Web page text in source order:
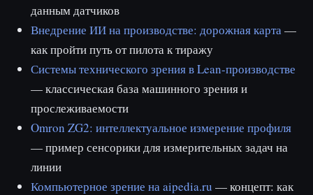
данным датчиков
Внедрение ИИ на производстве: дорожная карта—
как пройти путь от пилота к тиражу
Системы технического зрения в Lean-производстве
— классическая база машинного зрения и
прослеживаемости
Omron ZG2: интеллектуальное измерение профиля
— пример сенсорики для измерительных задач на
линии
Компьютерное зрение на aipedia.ru — концепт: как